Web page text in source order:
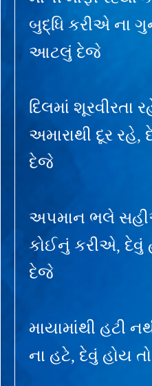
બુદ્ધિ કરીએ ના
આટલું દેજે
દિલમાં શૂરવીરતા
અમારાથી દૂર
દેજે
અપમાન ભલે
કોઈનું કરીએ, દેવું
દેજે
માયામાંથી હટી
ના હટે, દેવું હોય